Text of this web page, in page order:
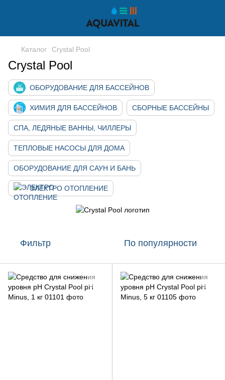
Каталог Crystal Pool
Crystal Pool
ОБОРУДОВАНИЕ ДЛЯ БАССЕЙНОВ
ХИМИЯ ДЛЯ БАССЕЙНОВ СБОРНЫЕ БАССЕЙНЫ
СПА, ЛЕДЯНЫЕ ВАННЫ, ЧИЛЛЕРЫ
ТЕПЛОВЫЕ НАСОСЫ ДЛЯ ДОМА
ОБОРУДОВАНИЕ ДЛЯ САУН И БАНЬ
ЭЛЕКТРО ОТОПЛЕНИЕ
Фильтр По популярности